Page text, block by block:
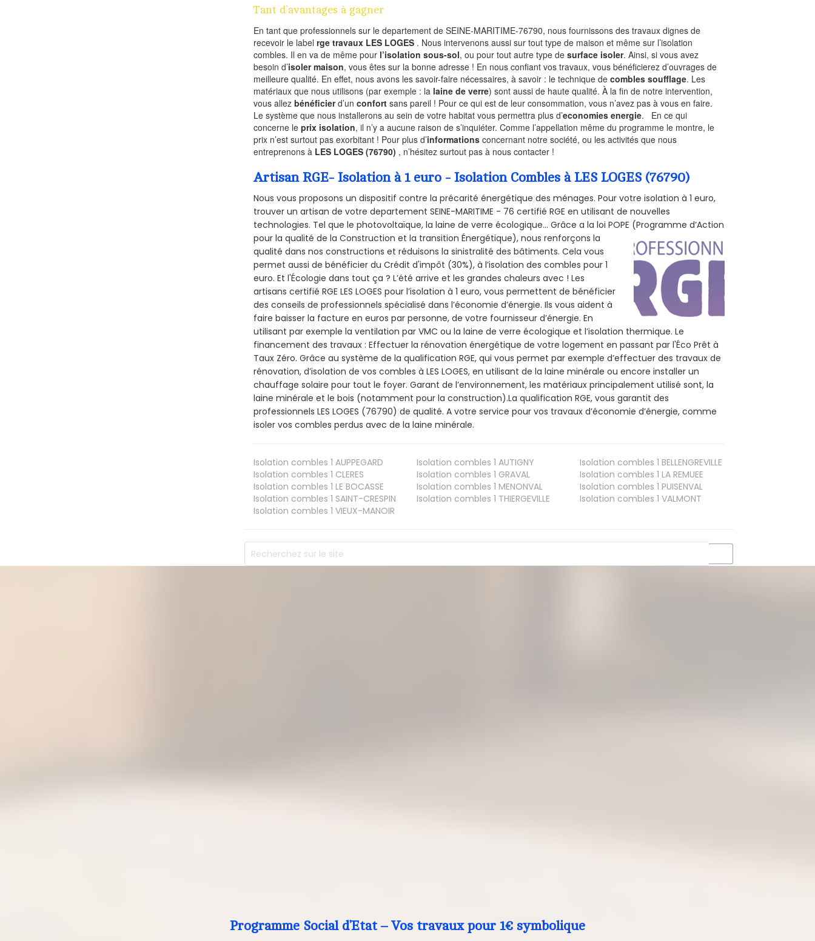
Tant d’avantages à gagner
En tant que professionnels sur le departement de SEINE-MARITIME-76790, nous fournissons des travaux dignes de
recevoir le labelrge travaux LES LOGES . Nous intervenons aussi sur tout type de maison et même sur l’isolation
combles. Il en va de même pour l’isolation sous-sol, ou pour tout autre type desurface isoler. Ainsi, si vous avez
besoin d’isoler maison, vous êtes sur la bonne adresse ! En nous confiant vos travaux, vous bénéficierez d’ouvrages de
meilleure qualité. En effet, nous avons les savoir-faire nécessaires, à savoir : le technique decombles soufflage. Les
matériaux que nous utilisons (par exemple : la laine de verre) sont aussi de haute qualité. À la fin de notre intervention,
vous allezbénéficierd’unconfort sans pareil ! Pour ce qui est de leur consommation, vous n’avez pas à vous en faire.
Le système que nous installerons au sein de votre habitat vous permettra plus d’economies energie. En ce qui
concerne leprix isolation, il n’y a aucune raison de s’inquiéter. Comme l’appellation même du programme le montre, le
prix n’est surtout pas exorbitant ! Pour plus d’informations concernant notre société, ou les activités que nous
entreprenons à LES LOGES (76790) , n’hésitez surtout pas à nous contacter !
Artisan RGE- Isolation à 1 euro - Isolation Combles à LES LOGES (76790)
Nous vous proposons un dispositif contre la précarité énergétique des ménages. Pour votre isolation à 1 euro,
trouver un artisan de votre departement SEINE-MARITIME - 76 certifié RGE en utilisant de nouvelles
technologies. Tel que le photovoltaïque, la laine de verre écologique... Grâce a la loi POPE (Programme d’Action
pour la qualité de la Construction et la transition Énergétique), nous renforçons la
qualité dans nos constructions et réduisons la sinistralité des bâtiments. Cela vous
permet aussi de bénéficier du Crédit d'impôt (30%), à l’isolation des combles pour 1
euro. Et l'Écologie dans tout ça ? L’été arrive et les grandes chaleurs avec ! Les
artisans certifié RGE LES LOGES pour l’isolation à 1 euro, vous permettent de bénéficier
des conseils de professionnels spécialisé dans l’économie d’énergie. Ils vous aident à
faire baisser la facture en euros par personne, de votre fournisseur d’énergie. En
utilisant par exemple la ventilation par VMC ou la laine de verre écologique et l’isolation thermique. Le
financement des travaux : Effectuer la rénovation énergétique de votre logement en passant par l'Éco Prêt à
Taux Zéro. Grâce au système de la qualification RGE, qui vous permet par exemple d’effectuer des travaux de
rénovation, d’isolation de vos combles à LES LOGES, en utilisant de la laine minérale ou encore installer un
chauffage solaire pour tout le foyer. Garant de l’environnement, les matériaux principalement utilisé sont, la
laine minérale et le bois (notamment pour la construction).La qualification RGE, vous garantit des
professionnels LES LOGES (76790) de qualité. A votre service pour vos travaux d’économie d’énergie, comme
isoler vos combles perdus avec de la laine minérale.
Isolation combles 1 AUPPEGARD Isolation combles 1 AUTIGNY Isolation combles 1 BELLENGREVILLE
Isolation combles 1 CLERES Isolation combles 1 GRAVAL Isolation combles 1 LA REMUEE
Isolation combles 1 LE BOCASSE Isolation combles 1 MENONVAL Isolation combles 1 PUISENVAL
Isolation combles 1 SAINT-CRESPIN Isolation combles 1 THIERGEVILLE Isolation combles 1 VALMONT
Isolation combles 1 VIEUX-MANOIR
Programme Social d’Etat – Vos travaux pour 1€ symbolique